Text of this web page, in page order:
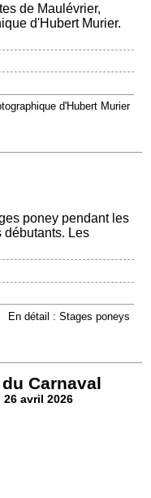
de Maulévrier,
d'Hubert Murier.
d'Hubert Murier
poney pendant les
débutants. Les
En détail : Stages poneys
Carnaval
26 avril 2026